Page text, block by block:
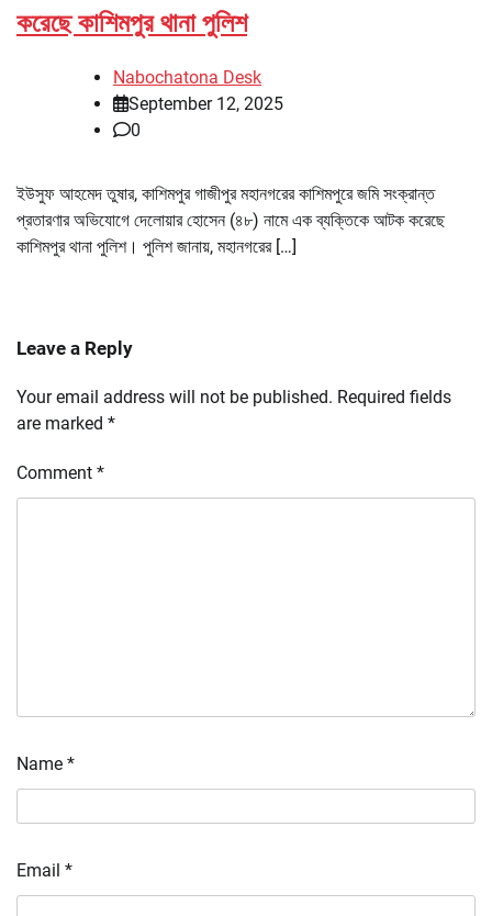
করেছে কাশিমপুর থানা পুলিশ
Nabochatona Desk
September 12, 2025
0
ইউসুফ আহমেদ তুষার, কাশিমপুর গাজীপুর মহানগরের কাশিমপুরে জমি সংক্রান্ত
প্রতারণার অভিযোগে দেলোয়ার হোসেন (৪৮) নামে এক ব্যক্তিকে আটক করেছে
কাশিমপুর থানা পুলিশ। পুলিশ জানায়, মহানগরের […]
Leave a Reply
Your email address will not be published. Required fields
are marked *
Comment *
Name *
Email *